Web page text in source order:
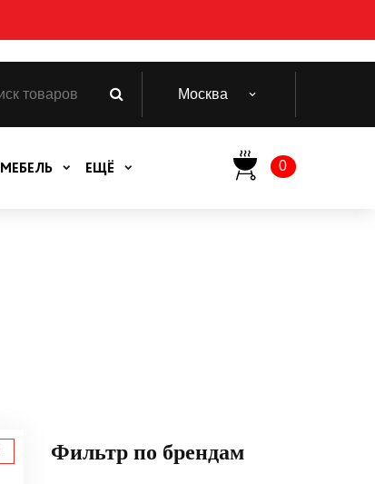
Москва
0
МЕБЕЛЬ ЕЩЁ
Фильтр по брендам